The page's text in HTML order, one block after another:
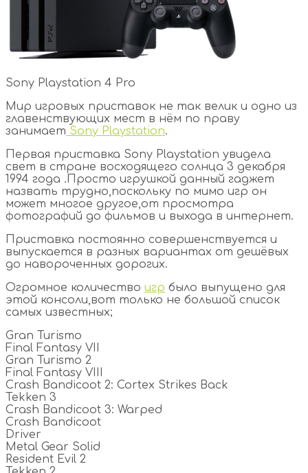
Sony Playstation 4 Pro
Мир игровых приставок не так велик и одно из
главенствующих мест в нём по праву
занимает Sony Playstation.
Первая приставка Sony Playstation увидела
свет в стране восходящего солнца 3 декабря
1994 года .Просто игрушкой данный гаджет
назвать трудно,поскольку по мимо игр он
может многое другое,от просмотра
фотографий до фильмов и выхода в интернет.
Приставка постоянно совершенствуется и
выпускается в разных вариантах от дешёвых
до навороченных дорогих.
Огромное количество игр было выпущено для
этой консоли,вот только не большой список
самых известных;
Gran Turismo
Final Fantasy VII
Gran Turismo 2
Final Fantasy VIII
Crash Bandicoot 2: Cortex Strikes Back
Tekken 3
Crash Bandicoot 3: Warped
Crash Bandicoot
Driver
Metal Gear Solid
Resident Evil 2